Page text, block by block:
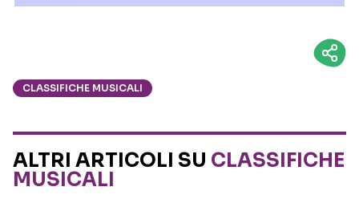
CLASSIFICHE MUSICALI
ALTRI ARTICOLI SU CLASSIFICHE
MUSICALI